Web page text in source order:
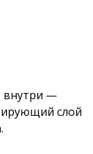
внутри —
слой